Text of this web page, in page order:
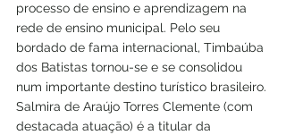
processo de ensino e aprendizagem na
rede de ensino municipal. Pelo seu
bordado de fama internacional, Timbaúba
dos Batistas tornou-se e se consolidou
num importante destino turístico brasileiro.
Salmira de Araújo Torres Clemente (com
destacada atuação) é a titular da